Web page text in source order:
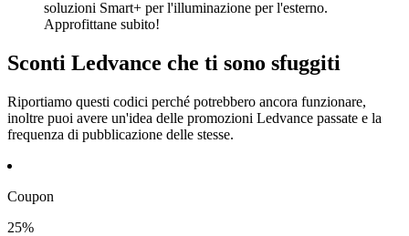
soluzioni Smart+ per l'illuminazione per l'esterno.
Approfittane subito!
Sconti Ledvance che ti sono sfuggiti
Riportiamo questi codici perché potrebbero ancora funzionare,
inoltre puoi avere un'idea delle promozioni Ledvance passate e la
frequenza di pubblicazione delle stesse.
Coupon
25%